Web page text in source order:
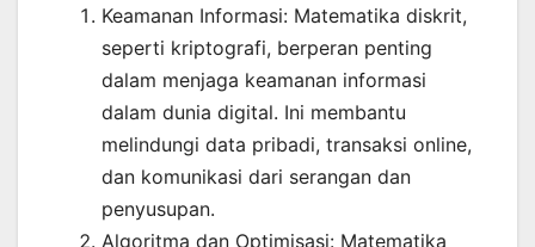
Keamanan Informasi: Matematika diskrit,
seperti kriptografi, berperan penting
dalam menjaga keamanan informasi
dalam dunia digital. Ini membantu
melindungi data pribadi, transaksi online,
dan komunikasi dari serangan dan
penyusupan.
Algoritma dan Optimisasi: Matematika